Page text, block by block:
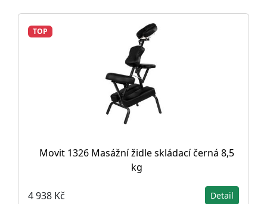
TOP
Movit 1326 Masážní židle skládací černá 8,5
kg
4 938 Kč Detail